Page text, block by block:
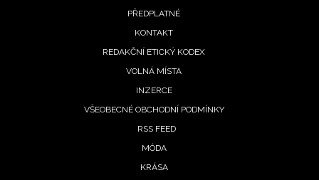
PŘEDPLATNÉ
KONTAKT
REDAKČNÍ ETICKÝ KODEX
VOLNÁ MÍSTA
INZERCE
VŠEOBECNÉ OBCHODNÍ PODMÍNKY
RSS FEED
MÓDA
KRÁSA